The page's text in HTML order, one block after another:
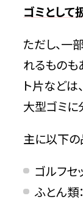
有害
帯広市の
用品回
ゴミとして
ただし、一
れるものも
ト片などは
大型ゴミに
主に以下の
ゴルフセ
ふとん類